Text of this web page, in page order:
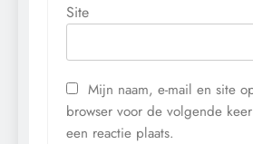
Site
Mijn naam, e-mail en site
browser voor de volgende
een reactie plaats.